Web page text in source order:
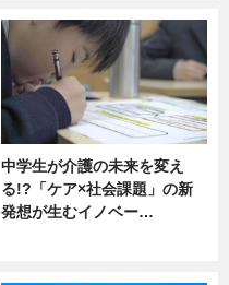
中学生が介護の未来を変え
る!?「ケア×社会課題」の新
発想が生むイノベー…